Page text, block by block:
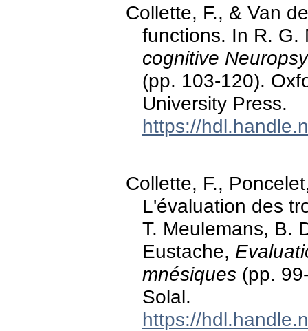
Collette, F., & Van
functions. In R. G.
cognitive
(pp. 103-120).
University Press.
https://
Collette, F.,
L'évaluation des
T. Meulemans, B.
Eustache,
mnésiques (pp.
Solal.
https://